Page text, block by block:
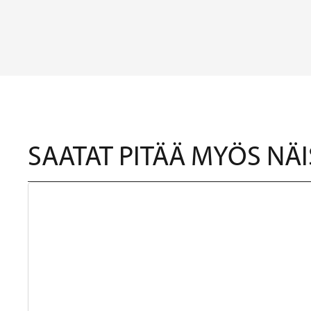
SAATAT PITÄÄ MYÖS